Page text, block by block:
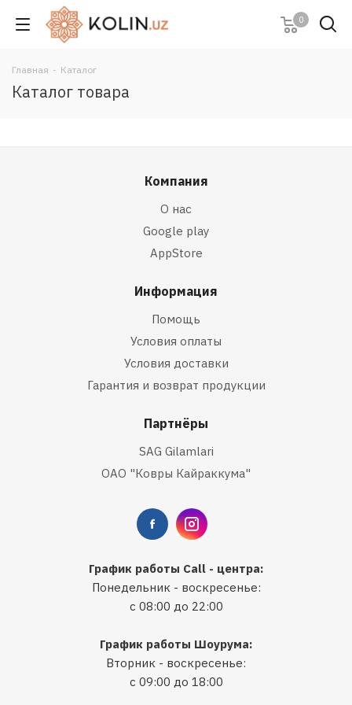
0
Главная - Каталог
Каталог товара
Компания
О нас
Google play
AppStore
Информация
Помощь
Условия оплаты
Условия доставки
Гарантия и возврат продукции
Партнёры
SAG Gilamlari
ОАО "Ковры Кайраккума"
График работы Call - центра:
Понедельник - воскресенье:
с 08:00 до 22:00
График работы Шоурума:
Вторник - воскресенье:
с 09:00 до 18:00